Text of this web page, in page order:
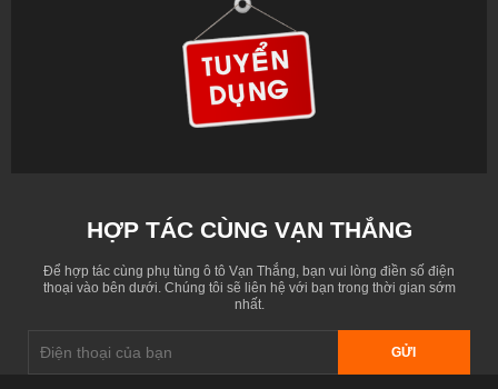
HỢP TÁC CÙNG VẠN THẮNG
Để hợp tác cùng phụ tùng ô tô Vạn Thắng, bạn vui lòng điền số điện
thoại vào bên dưới. Chúng tôi sẽ liên hệ với bạn trong thời gian sớm
nhất.
GỬI